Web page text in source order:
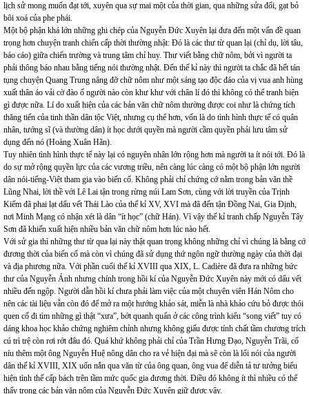
lịch sử mong muốn đạt tới, xuyên qua sự mai một của thời gian, qua những sửa đổi, gạt bỏ
bôi xoá của phe phái.
Một bộ phận khá lớn những ghi chép của Nguyễn Đức Xuyên lại đưa đến một vấn đề quan
trọng hơn chuyện tranh chiến cấp thời thường nhật: Đó là các thư từ quan lại (chỉ dụ, lời tâu,
báo cáo) giữa chiến trường và trung tâm chỉ huy. Thư viết bằng chữ nôm, bởi vì người ta
phải thông báo nhau bằng tiếng nói thường nhật. Đến thế kỉ này thì người ta chắc đã hết tán
tụng chuyện Quang Trung nâng đỡ chữ nôm như một sáng tạo độc đáo của vị vua anh hùng
xuất thân áo vải cờ đào ố người nào còn khư khư với chân lí đó thì không có thể tranh biện
gì được nữa. Lí do xuất hiện của các bản văn chữ nôm thường được coi như là chứng tích
thăng tiến của tinh thần dân tộc Việt, nhưng cụ thể hơn, vốn là do tình hình thực tế có quân
nhân, tướng sĩ (và thường dân) ít học dưới quyền mà người cầm quyền phải lưu tâm sử
dụng đến nó (Hoàng Xuân Hãn).
Tuy nhiên tình hình thực tế này lại có nguyên nhân lớn rộng hơn mà người ta ít nói tới. Đó là
do sự mở rộng quyền lực của các vương triều, nên càng lúc càng có một bộ phận lớn người
dân nói-tiếng-Việt tham gia vào biến cố. Không phải chỉ chứng cớ nằm trong bản văn thề
Lũng Nhai, lời thề với Lê Lai tận trong rừng núi Lam Sơn, cùng với lời truyền của Trịnh
Kiểm đã phai lạt dấu vết Thái Lào của thế kỉ XV, XVI mà đã đến tận Đồng Nai, Gia Định,
nơi Minh Mạng có nhận xét là dân “ít học” (chữ Hán). Vì vậy thế kỉ tranh chấp Nguyễn Tây
Sơn đã khiến xuất hiện nhiều bản văn chữ nôm hơn lúc nào hết.
Với sử gia thì những thư từ qua lại này thật quan trọng không những chỉ vì chúng là bằng cớ
đương thời của biến cố mà còn vì chúng đã sử dụng thứ ngôn ngữ thường ngày của thời đại
và địa phương nữa. Với phần cuối thế kỉ XVIII qua XIX, L. Cadière đã đưa ra những bức
thư của Nguyễn Ánh nhưng chính trong hồi kí của Nguyễn Đức Xuyên này mới có dấu vết
nhiều đến ngộp. Người dẫn hồi kí chưa phải làm việc của một chuyên viên Hán Nôm cho
nên các tài liệu vẫn còn đó để mở ra một hướng khảo sát, miễn là nhà khảo cứu bỏ được thói
quen cố đi tìm những gì thật “xưa”, bớt quanh quẩn ở các công trình kiểu “song viết” tuy có
dáng khoa học khảo chứng nghiêm chỉnh nhưng không giấu được tính chất tầm chương trích
cú trì trệ còn rơi rớt đâu đó. Quá khứ không phải chỉ của Trần Hưng Đạo, Nguyễn Trãi, cố
níu thêm một ông Nguyễn Huệ nông dân cho ra vẻ hiện đại mà sẽ còn là lối nói của người
dân thế kỉ XVIII, XIX uốn nắn qua văn từ của ông quan, ông vua để diễn tả tư tưởng biểu
hiện tình thế cấp bách trên tầm mức quốc gia đương thời. Điều đó không ít thì nhiều có thể
thấy trong các bản văn nôm của Nguyễn Đức Xuyên giữ được vậy.